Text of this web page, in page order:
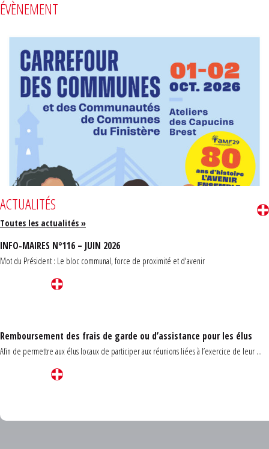
ÉVÈNEMENT
ACTUALITÉS
Toutes les actualités »
INFO-MAIRES N°116 – JUIN 2026
Mot du Président : Le bloc communal, force de proximité et d'avenir
Remboursement des frais de garde ou d’assistance pour les élus
Afin de permettre aux élus locaux de participer aux réunions liées à l’exercice de leur ...